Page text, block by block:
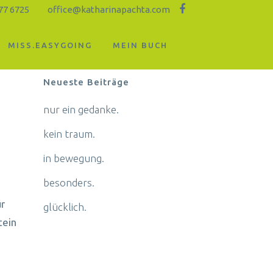
6725 office@katharinapachta.com
MISS.EASYGOING MEIN BUCH
Neueste Beiträge
nur ein gedanke.
kein traum.
in bewegung.
besonders.
glücklich.